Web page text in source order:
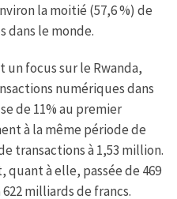
la moitié (57,6 %) de
dans le monde.
un focus sur le Rwanda,
numériques dans
de 11% au premier
à la même période de
transactions à 1,53 million.
quant à elle, passée de 469
milliards de francs.